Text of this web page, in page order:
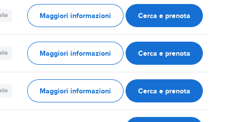
Maggiori informazioni Cerca e prenota
Maggiori informazioni Cerca e prenota
Maggiori informazioni Cerca e prenota